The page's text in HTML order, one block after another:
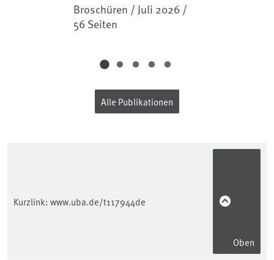
Broschüren / Juli 2026 /
56 Seiten
Alle Publikationen
Kurzlink: www.uba.de/t117944de
Oben